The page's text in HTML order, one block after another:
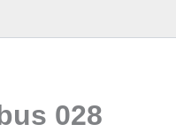
028